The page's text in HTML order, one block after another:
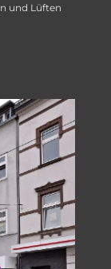
und Lüften